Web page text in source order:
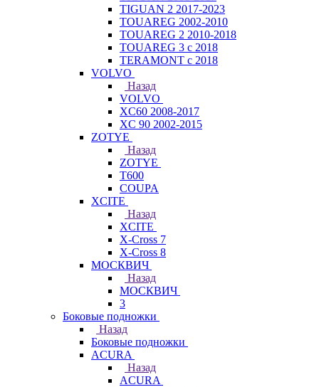
TIGUAN 2 2017-2023
TOUAREG 2002-2010
TOUAREG 2 2010-2018
TOUAREG 3 с 2018
TERAMONT с 2018
VOLVO
Назад
VOLVO
XC60 2008-2017
XC 90 2002-2015
ZOTYE
Назад
ZOTYE
T600
COUPA
XCITE
Назад
XCITE
X-Cross 7
X-Cross 8
МОСКВИЧ
Назад
МОСКВИЧ
3
Боковые подножки
Назад
Боковые подножки
ACURA
Назад
ACURA